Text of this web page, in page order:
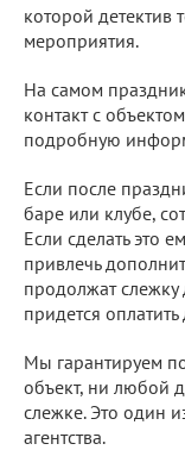
которой детектив
мероприятия.
На самом
контакт с
подробную
Если после
баре или клубе,
Если сделать это
привлечь
продолжат слежку
придется
Мы гарантируем
объект, ни любой
слежке. Это один
агентства.